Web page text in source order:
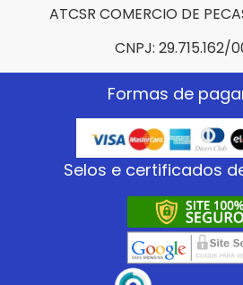
ATCSR COMERCIO DE
CNPJ: 29.715.162/
Formas de
Selos e certificados